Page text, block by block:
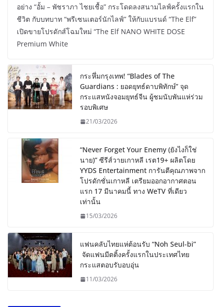
อย่าง “อั้ม – พัชราภา ไชยเชื้อ” กระโดดลงสนามไลฟ์ครั้งแรกใน
ชีวิต กับบทบาท “พรีเซนเตอร์นักไลฟ์” ให้กับแบรนด์ “The Elf”
เปิดขายโปรดักส์โฉมใหม่ “The Elf NANO WHITE DOSE
Premium White
กระหึ่มกรุงเทพ! “Blades of The
Guardians : ยอดยุทธ์ดาบพิทักษ์” จุด
กระแสหนังจอมยุทธ์จีน ผู้ชมนับพันแห่ร่วม
รอบพิเศษ
21/03/2026
“Never Forget Your Enemy (ยังไงก็ใช่
นาย)” ซีรีส์วายเกาหลี เรต19+ ผลิตโดย
YYDS Entertainment การันตีคุณภาพจาก
โปรดักชั่นเกาหลี เตรียมออกอากาศตอน
แรก 17 มีนาคมนี้ ทาง WeTV ที่เดียว
เท่านั้น
15/03/2026
แฟนคลับไทยแห่ต้อนรับ “Noh Seul-bi”
จัดแฟนมีตติ้งครั้งแรกในประเทศไทย
กระแสตอบรับอบอุ่น
11/03/2026